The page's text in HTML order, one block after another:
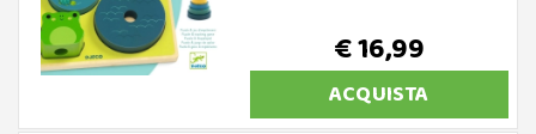
€ 16,99
ACQUISTA